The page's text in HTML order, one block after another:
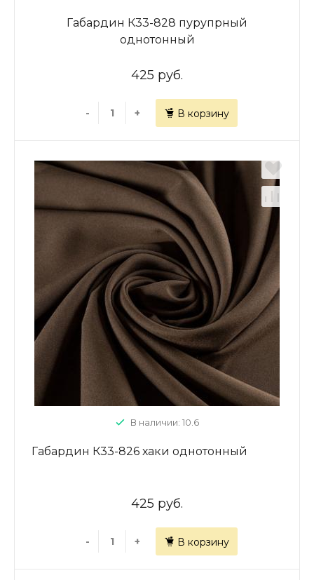
Габардин К33-828 пурупрный
однотонный
425 руб.
- + В корзину
В наличии: 10.6
Габардин К33-826 хаки однотонный
425 руб.
- + В корзину